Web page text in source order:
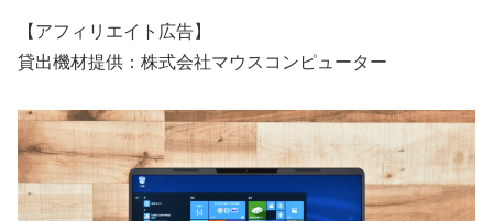
【アフィリエイト広告】
貸出機材提供：株式会社マウスコンピューター